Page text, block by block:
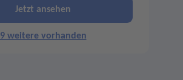
Jetzt ansehen
9 weitere vorhanden